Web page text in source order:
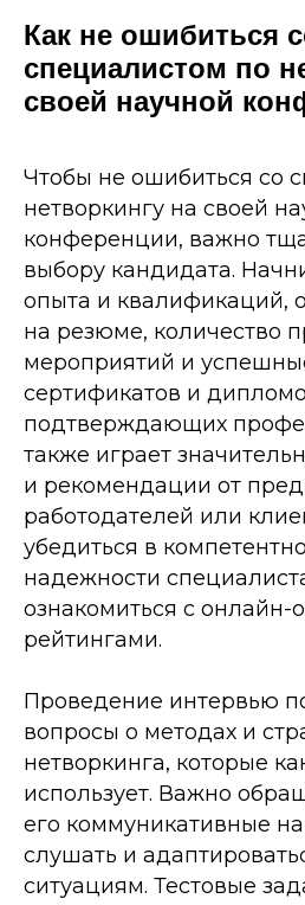
Как не ошибиться
специалистом по
своей научной
Чтобы не ошибиться со
нетворкингу на своей
конференции, важно
выбору кандидата.
опыта и квалификаций,
на резюме, количество
мероприятий и
сертификатов и
подтверждающих
также играет
и рекомендации от
работодателей или
убедиться в
надежности
ознакомиться с онлайн-
рейтингами.
Проведение интервью
вопросы о методах и
нетворкинга, которые
использует. Важно
его коммуникативные
слушать и
ситуациям. Тестовые